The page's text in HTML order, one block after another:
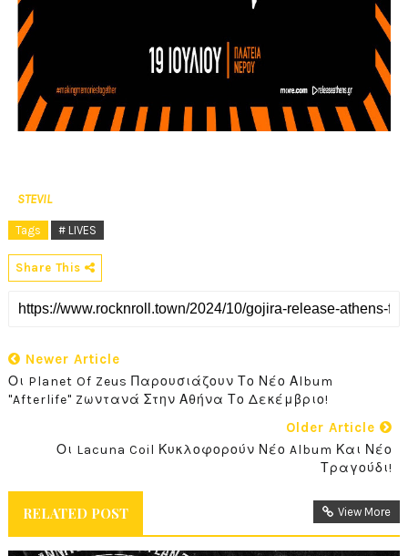
STEVIL
Tags # LIVES
Share This
Newer Article
Οι Planet Of Zeus Παρουσιάζουν Το Νέο Αlbum
"Afterlife" Zωντανά Στην Αθήνα Το Δεκέμβριο!
Older Article
Οι Lacuna Coil Κυκλοφορούν Νέο Album Και Νέο
Τραγούδι!
RELATED POST View More